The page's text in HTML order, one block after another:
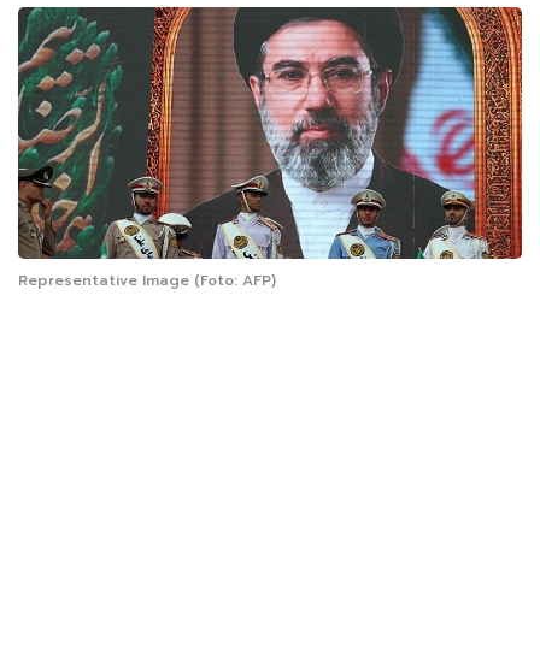
Representative Image (Foto: AFP)